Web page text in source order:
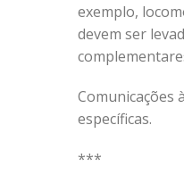
exemplo,
devem ser
Comunicações
específicas.
***